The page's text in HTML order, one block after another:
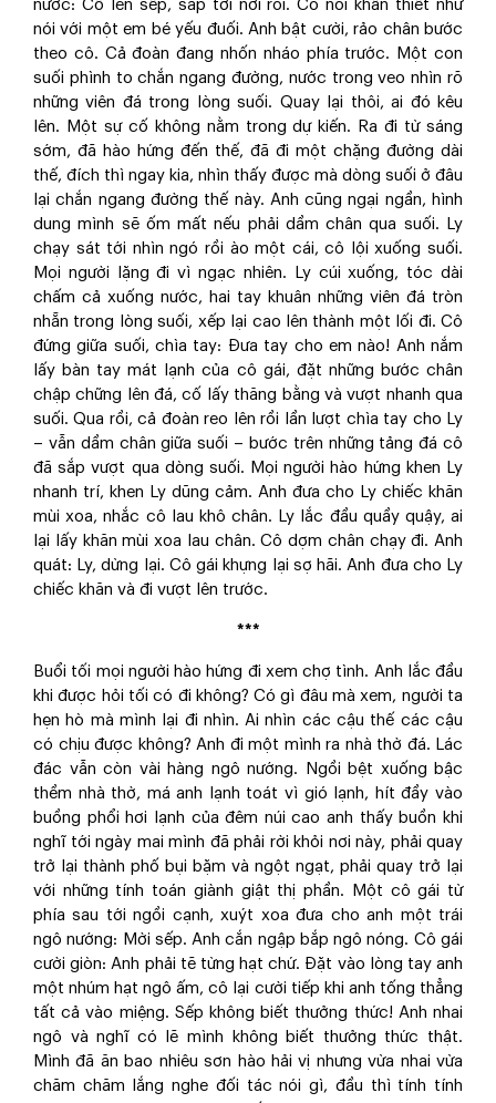
nước: Cố lên sếp, sắp tới nơi rồi. Cô nói khẩn thiết như
nói với một em bé yếu đuối. Anh bật cười, rảo chân bước
theo cô. Cả đoàn đang nhốn nháo phía trước. Một con
suối phình to chắn ngang đường, nước trong veo nhìn rõ
những viên đá trong lòng suối. Quay lại thôi, ai đó kêu
lên. Một sự cố không nằm trong dự kiến. Ra đi từ sáng
sớm, đã hào hứng đến thế, đã đi một chặng đường dài
thế, đích thì ngay kia, nhìn thấy được mà dòng suối ở đâu
lại chắn ngang đường thế này. Anh cũng ngại ngần, hình
dung mình sẽ ốm mất nếu phải dầm chân qua suối. Ly
chạy sát tới nhìn ngó rồi ào một cái, cô lội xuống suối.
Mọi người lặng đi vì ngạc nhiên. Ly cúi xuống, tóc dài
chấm cả xuống nước, hai tay khuân những viên đá tròn
nhẵn trong lòng suối, xếp lại cao lên thành một lối đi. Cô
đứng giữa suối, chìa tay: Đưa tay cho em nào! Anh nắm
lấy bàn tay mát lạnh của cô gái, đặt những bước chân
chập chững lên đá, cố lấy thăng bằng và vượt nhanh qua
suối. Qua rồi, cả đoàn reo lên rồi lần lượt chìa tay cho Ly
– vẫn dầm chân giữa suối – bước trên những tảng đá cô
đã sắp vượt qua dòng suối. Mọi người hào hứng khen Ly
nhanh trí, khen Ly dũng cảm. Anh đưa cho Ly chiếc khăn
mùi xoa, nhắc cô lau khô chân. Ly lắc đầu quầy quậy, ai
lại lấy khăn mùi xoa lau chân. Cô dợm chân chạy đi. Anh
quát: Ly, dừng lại. Cô gái khựng lại sợ hãi. Anh đưa cho Ly
chiếc khăn và đi vượt lên trước.
***
Buổi tối mọi người hào hứng đi xem chợ tình. Anh lắc đầu
khi được hỏi tối có đi không? Có gì đâu mà xem, người ta
hẹn hò mà mình lại đi nhìn. Ai nhìn các cậu thế các cậu
có chịu được không? Anh đi một mình ra nhà thờ đá. Lác
đác vẫn còn vài hàng ngô nướng. Ngồi bệt xuống bậc
thềm nhà thờ, má anh lạnh toát vì gió lạnh, hít đầy vào
buồng phổi hơi lạnh của đêm núi cao anh thấy buồn khi
nghĩ tới ngày mai mình đã phải rời khỏi nơi này, phải quay
trở lại thành phố bụi bặm và ngột ngạt, phải quay trở lại
với những tính toán giành giật thị phần. Một cô gái từ
phía sau tới ngồi cạnh, xuýt xoa đưa cho anh một trái
ngô nướng: Mời sếp. Anh cắn ngập bắp ngô nóng. Cô gái
cười giòn: Anh phải tẽ từng hạt chứ. Đặt vào lòng tay anh
một nhúm hạt ngô ấm, cô lại cười tiếp khi anh tống thẳng
tất cả vào miệng. Sếp không biết thưởng thức! Anh nhai
ngô và nghĩ có lẽ mình không biết thưởng thức thật.
Mình đã ăn bao nhiêu sơn hào hải vị nhưng vừa nhai vừa
chăm chăm lắng nghe đối tác nói gì, đầu thì tính tính